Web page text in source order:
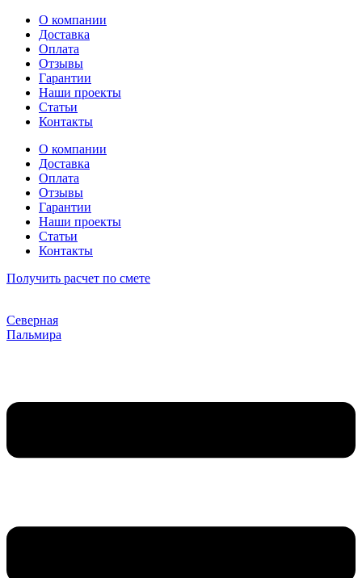
Перейти
содержимому
О компании
Доставка
Оплата
Отзывы
Гарантии
Наши проекты
Статьи
Контакты
О компании
Доставка
Оплата
Отзывы
Гарантии
Наши проекты
Статьи
Контакты
Получить расчет по смете
Северная
Пальмира